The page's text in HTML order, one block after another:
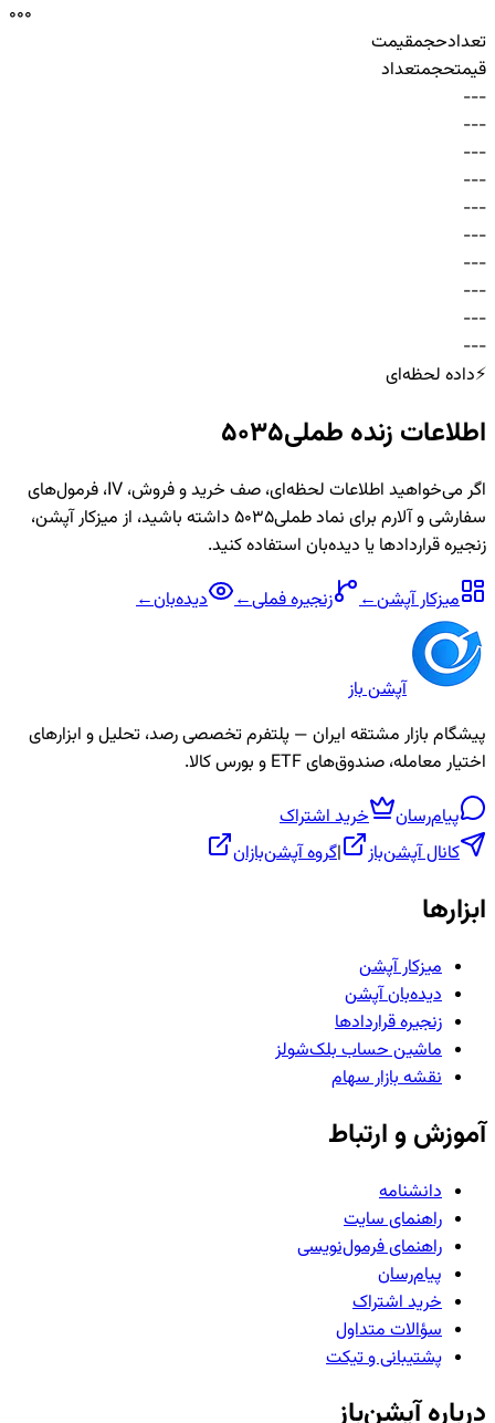
000
تعدادحجمقیمت
قیمتحجمتعداد
-
-
-
-
-
-
-
-
-
-
-
-
-
-
-
-
-
-
-
-
-
-
-
-
-
-
-
-
-
-
⚡داده لحظه‌ای
اطلاعات زنده طملی5035
اگر می‌خواهید اطلاعات لحظه‌ای، صف خرید و فروش، IV، فرمول‌های
سفارشی و آلارم برای نمادطملی5035
داشته باشید، از میزکار آپشن،
زنجیره قراردادها یا دیده‌بان استفاده کنید.
میزکار آپشن← زنجیرهفملی← دیده‌بان←
آپشن باز
پیشگام بازار مشتقه ایران — پلتفرم تخصصی رصد، تحلیل و ابزارهای
اختیار معامله، صندوق‌های ETF و بورس کالا.
پیام‌رسان
خرید اشتراک
کانال آپشن‌باز
|گروه آپشن‌بازان
ابزارها
میزکار آپشن
دیده‌بان آپشن
زنجیره قراردادها
ماشین حساب بلک‌شولز
نقشه بازار سهام
آموزش و ارتباط
دانشنامه
راهنمای سایت
راهنمای فرمول‌نویسی
پیام‌رسان
خرید اشتراک
سؤالات متداول
پشتیبانی و تیکت